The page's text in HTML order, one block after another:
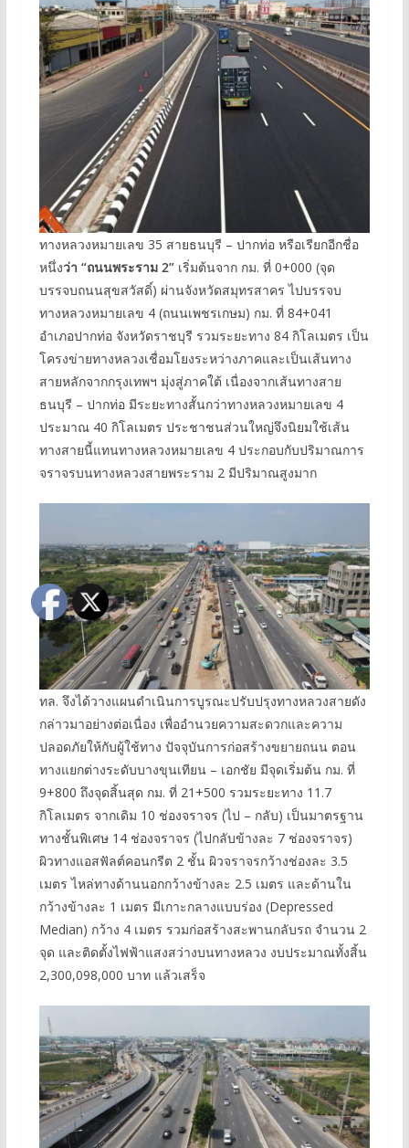
ทางหลวงหมายเลข 35 สายธนบุรี – ปากท่อ หรือเรียกอีกชื่อ
หนึ่งว่า “ถนนพระราม 2”เริ่มต้นจาก กม. ที่ 0+000 (จุด
บรรจบถนนสุขสวัสดิ์) ผ่านจังหวัดสมุทรสาคร ไปบรรจบ
ทางหลวงหมายเลข 4 (ถนนเพชรเกษม) กม. ที่ 84+041
อำเภอปากท่อ จังหวัดราชบุรี รวมระยะทาง 84 กิโลเมตร เป็น
โครงข่ายทางหลวงเชื่อมโยงระหว่างภาคและเป็นเส้นทาง
สายหลักจากกรุงเทพฯ มุ่งสู่ภาคใต้ เนื่องจากเส้นทางสาย
ธนบุรี – ปากท่อ มีระยะทางสั้นกว่าทางหลวงหมายเลข 4
ประมาณ 40 กิโลเมตร ประชาชนส่วนใหญ่จึงนิยมใช้เส้น
ทางสายนี้แทนทางหลวงหมายเลข 4 ประกอบกับปริมาณการ
จราจรบนทางหลวงสายพระราม 2 มีปริมาณสูงมาก
ทล. จึงได้วางแผนดำเนินการบูรณะปรับปรุงทางหลวงสายดัง
กล่าวมาอย่างต่อเนื่อง เพื่ออำนวยความสะดวกและความ
ปลอดภัยให้กับผู้ใช้ทาง ปัจจุบันการก่อสร้างขยายถนน ตอน
ทางแยกต่างระดับบางขุนเทียน – เอกชัย มีจุดเริ่มต้น กม. ที่
9+800 ถึงจุดสิ้นสุด กม. ที่ 21+500 รวมระยะทาง 11.7
กิโลเมตร จากเดิม 10 ช่องจราจร (ไป – กลับ) เป็นมาตรฐาน
ทางชั้นพิเศษ 14 ช่องจราจร (ไปกลับข้างละ 7 ช่องจราจร)
ผิวทางแอสฟัลต์คอนกรีต 2 ชั้น ผิวจราจรกว้างช่องละ 3.5
เมตร ไหล่ทางด้านนอกกว้างข้างละ 2.5 เมตร และด้านใน
กว้างข้างละ 1 เมตร มีเกาะกลางแบบร่อง (Depressed
Median) กว้าง 4 เมตร รวมก่อสร้างสะพานกลับรถ จำนวน 2
จุด และติดตั้งไฟฟ้าแสงสว่างบนทางหลวง งบประมาณทั้งสิ้น
2,300,098,000 บาท แล้วเสร็จ